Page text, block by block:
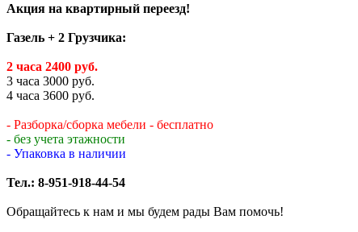
Акция на квартирный переезд!
Газель + 2 Грузчика:
2 часа 2400 руб.
3 часа 3000 руб.
4 часа 3600 руб.
- Разборка/сборка мебели - бесплатно
- без учета этажности
- Упаковка в наличии
Тел.: 8-951-918-44-54
Обращайтесь к нам и мы будем рады Вам помочь!